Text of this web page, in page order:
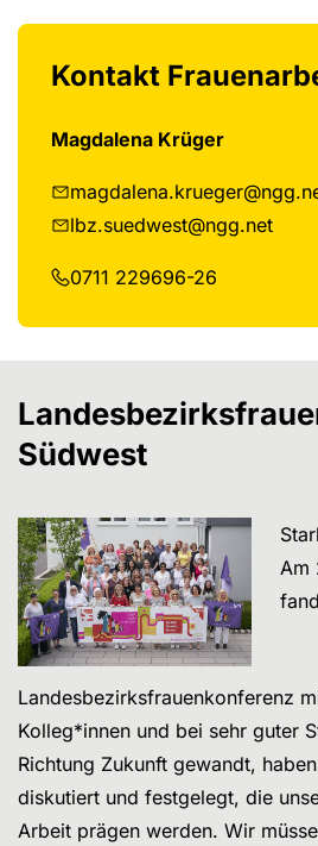
Kontakt
Magdalena Krüger
lbz.suedwest@ngg.net
0711 229696-26
Südwest
Am
Landesbezirksfrauenkonferenz
Kolleg*innen und bei sehr guter
Richtung Zukunft gewandt,
diskutiert und festgelegt, die
Arbeit prägen werden. Wir